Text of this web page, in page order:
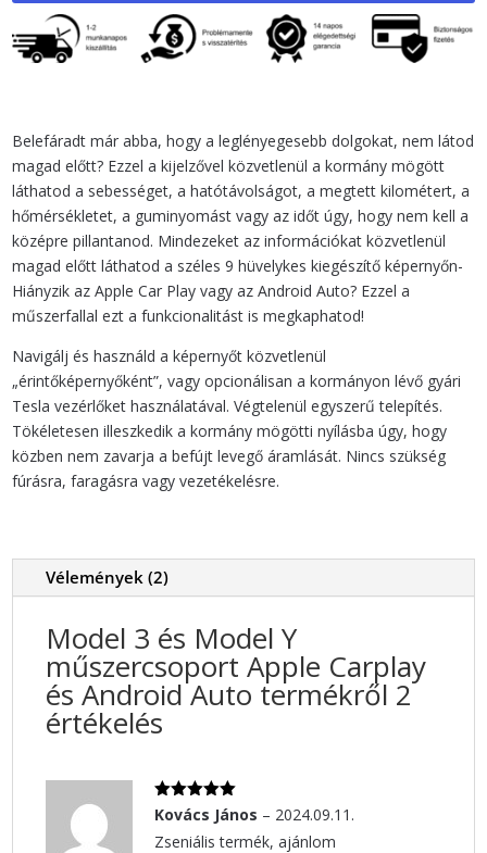
műszercsoport
Apple
Carplay
Auto
mennyiség
Belefáradt már abba, hogy a leglényegesebb dolgokat, nem látod
magad előtt? Ezzel a kijelzővel közvetlenül a kormány mögött
láthatod a sebességet, a hatótávolságot, a megtett kilométert, a
hőmérsékletet, a guminyomást vagy az időt úgy, hogy nem kell a
középre pillantanod. Mindezeket az információkat közvetlenül
magad előtt láthatod a széles 9 hüvelykes kiegészítő képernyőn-
Hiányzik az Apple Car Play vagy az Android Auto? Ezzel a
műszerfallal ezt a funkcionalitást is megkaphatod!
Navigálj és használd a képernyőt közvetlenül
„érintőképernyőként”, vagy opcionálisan a kormányon lévő gyári
Tesla vezérlőket használatával. Végtelenül egyszerű telepítés.
Tökéletesen illeszkedik a kormány mögötti nyílásba úgy, hogy
közben nem zavarja a befújt levegő áramlását. Nincs szükség
fúrásra, faragásra vagy vezetékelésre.
Vélemények (2)
Model 3 és Model Y
műszercsoport Apple Carplay
és Android Auto termékről 2
értékelés
Értékelés:
5/ 5
Kovács János – 2024.09.11.
Zseniális termék, ajánlom